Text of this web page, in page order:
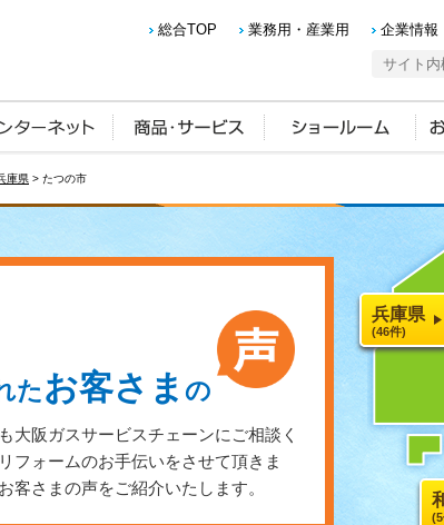
総合TOP 業務用・産業用 企業情報
庫県 > たつの市
たお客さま の
大阪ガスサービスチェーンにご相談く
フォームのお手伝いをさせて頂きま
客さまの声をご紹介いたします。
兵庫県
(46件)